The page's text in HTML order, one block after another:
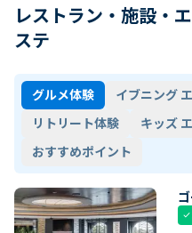
レストラン・施設・
ステ
グルメ体験
イブニング
リトリート体験
キッズ
おすすめポイント
check